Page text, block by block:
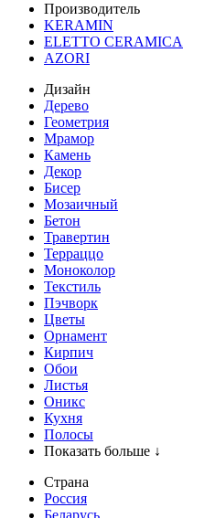
Производитель
KERAMIN
ELETTO CERAMICA
AZORI
Дизайн
Дерево
Геометрия
Мрамор
Камень
Декор
Бисер
Мозаичный
Бетон
Травертин
Терраццо
Моноколор
Текстиль
Пэчворк
Цветы
Орнамент
Кирпич
Обои
Листья
Оникс
Кухня
Полосы
Показать больше ↓
Страна
Россия
Беларусь